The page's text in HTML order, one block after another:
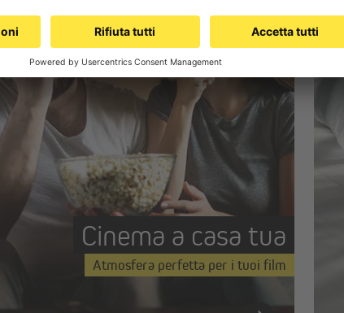
Cinema a casa tua
Atmosfera perfetta per i tuoi film